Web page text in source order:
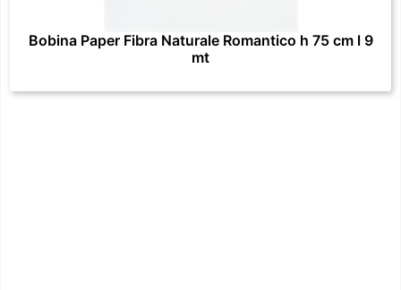
Bobina Paper Fibra Naturale Romantico h 75 cm l 9
mt